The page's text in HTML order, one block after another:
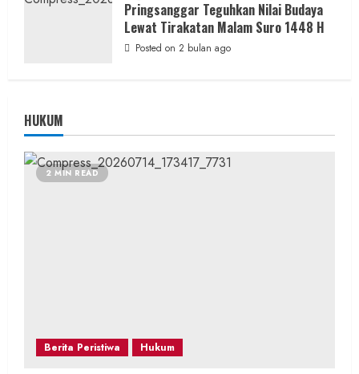
Pringsanggar Teguhkan Nilai Budaya
Lewat Tirakatan Malam Suro 1448 H
Posted on 2 bulan ago
HUKUM
2 MIN READ
Berita Peristiwa Hukum